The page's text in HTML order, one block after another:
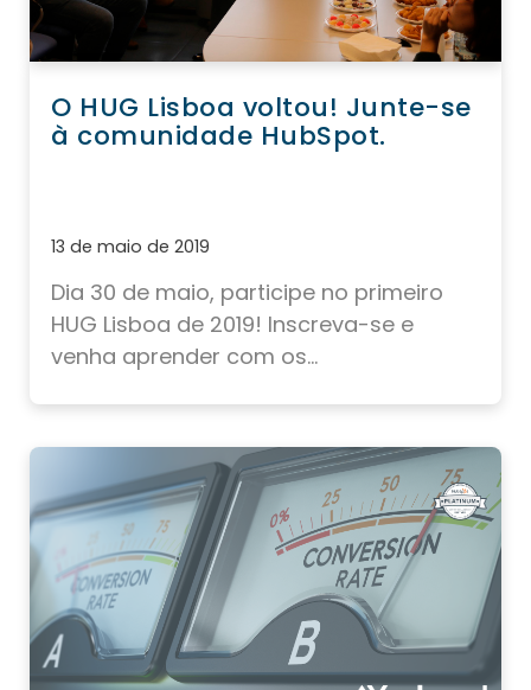
O HUG Lisboa voltou! Junte-se
à comunidade HubSpot.
13 de maio de 2019
Dia 30 de maio, participe no primeiro
HUG Lisboa de 2019! Inscreva-se e
venha aprender com os...